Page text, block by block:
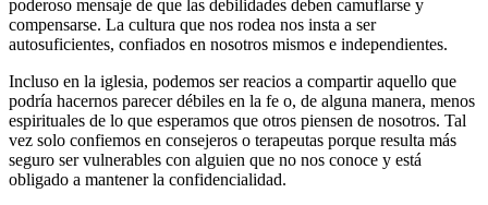
poderoso mensaje de que las debilidades deben camuflarse y
compensarse. La cultura que nos rodea nos insta a ser
autosuficientes, confiados en nosotros mismos e independientes.
Incluso en la iglesia, podemos ser reacios a compartir aquello que
podría hacernos parecer débiles en la fe o, de alguna manera, menos
espirituales de lo que esperamos que otros piensen de nosotros. Tal
vez solo confiemos en consejeros o terapeutas porque resulta más
seguro ser vulnerables con alguien que no nos conoce y está
obligado a mantener la confidencialidad.